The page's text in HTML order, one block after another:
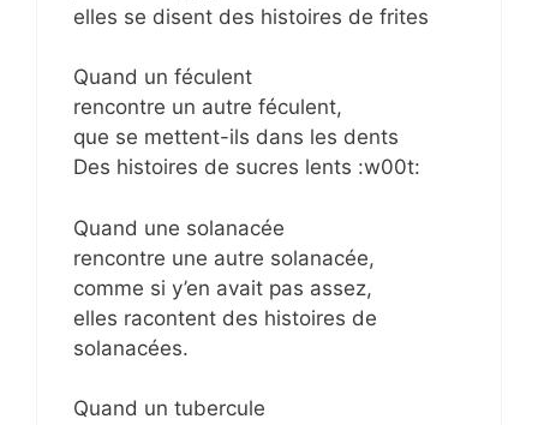
elles se disent des histoires de frites
Quand un féculent
rencontre un autre féculent,
que se mettent-ils dans les dents
Des histoires de sucres lents :w00t:
Quand une solanacée
rencontre une autre solanacée,
comme si y’en avait pas assez,
elles racontent des histoires de
solanacées.
Quand un tubercule